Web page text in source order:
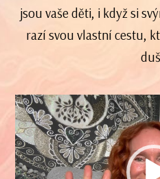
jsou vaše děti, i když si
razí svou vlastní cestu,
Video
přehrávač